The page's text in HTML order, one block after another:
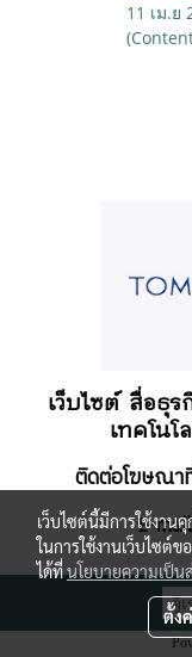
11 เม.ย
เว็บไซต์ สื่อธุ
เทคโน
ติดต่อโฆษณา
E-
ผู้
เว็บไซต์นี้มีการใช้งา
ในการใช้งานเว็บไซต์
ได้ที่นโยบายความเป็น
ตั้ง